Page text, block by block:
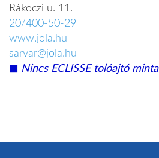
Rákoczi u. 11.
20/400-50-29
www.jola.hu
sarvar@jola.hu
◼︎ Nincs ECLISSE tolóajtó minta